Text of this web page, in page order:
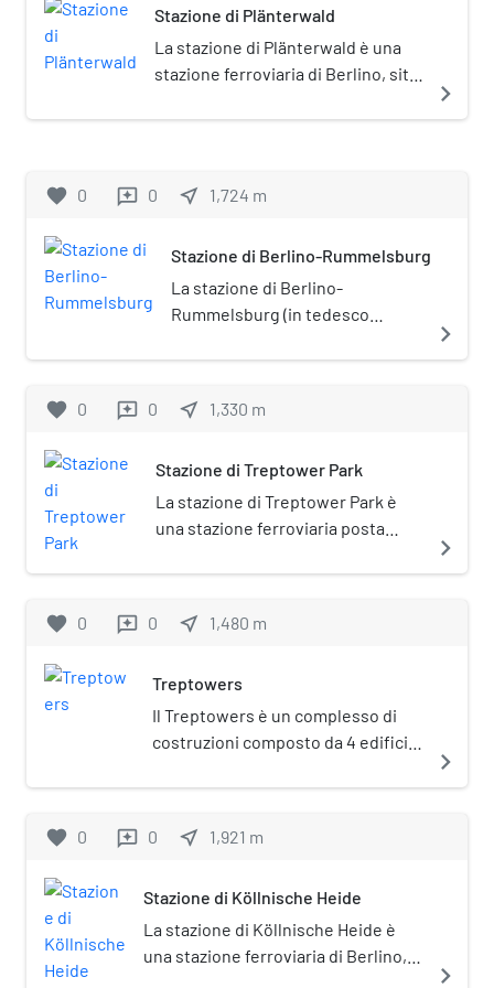
Stazione di Plänterwald
La stazione di Plänterwald è una
stazione ferroviaria di Berlino, sita
navigate_next
favorite 0 reviews 0 near_me 1,724 m
Stazione di Berlino-Rummelsburg
La stazione di Berlino-
Rummelsburg (in tedesco
fermata ferroviaria di Berlino,
navigate_next
favorite 0 reviews 0 near_me 1,330 m
Stazione di Treptower Park
La stazione di Treptower Park è
una stazione ferroviaria posta
navigate_next
favorite 0 reviews 0 near_me 1,480 m
Treptowers
Il Treptowers è un complesso di
costruzioni composto da 4 edifici,
grattacielo, localizzato nel
Germania. Completato nel 1998, il
Sprea. Il complesso Treptowers è
composto da quattro edifici ed è il
risultato di un concorso di
navigate_next
favorite 0 reviews 0 near_me 1,921 m
Stazione di Köllnische Heide
La stazione di Köllnische Heide è
una stazione ferroviaria di Berlino,
navigate_next